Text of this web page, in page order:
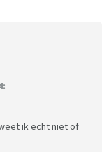
ik echt niet of